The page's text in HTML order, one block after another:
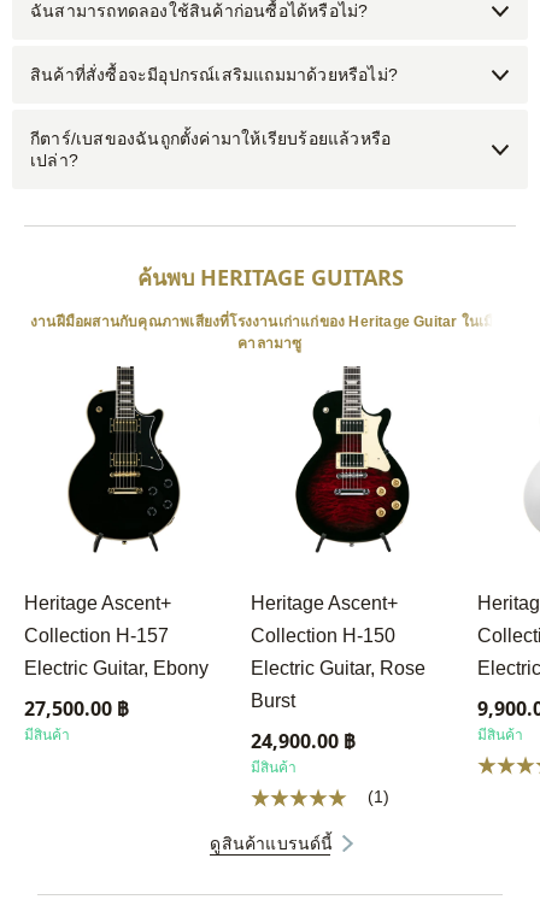
ฉันสามารถทดลองใช้สินค้าก่อนซื้อได้หรือไม่?
สินค้าที่สั่งซื้อจะมีอุปกรณ์เสริมแถมมาด้วยหรือไม่?
กีตาร์/เบสของฉันถูกตั้งค่ามาให้เรียบร้อยแล้วหรือ
เปล่า?
ค้นพบ HERITAGE GUITARS
งานฝีมือผสานกับคุณภาพเสียงที่โรงงานเก่าแก่ของ Heritage Guitar ในเมือง
คาลามาซู
Heritage Ascent+
Collection H-157
Electric Guitar, Ebony
27,500.00 ฿
มีสินค้า
Heritage Ascent+
Collection H-150
Electric Guitar, Rose
Burst
24,900.00 ฿
มีสินค้า
(1)
มีสินค้า
ดูสินค้าแบรนด์นี้